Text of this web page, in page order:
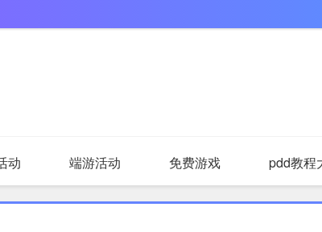
动 端游活动 免费游戏 pdd教程